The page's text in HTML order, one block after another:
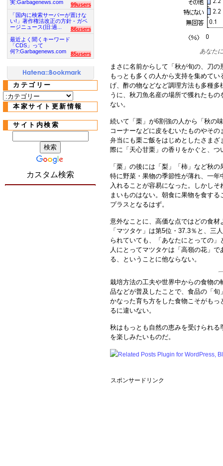
あなた
まさに名前からして「秋が旬の、刀
もっとも多くの人から支持を集めて
げ、酢の物などなど調理方法も多種
うに、秋刀魚名産の場所で獲れたも
ない。
続いて「栗」が6割強の人から「秋の
コーナーなどに皮をむいたものやそ
弁当にも栗ご飯をはじめとしたさま
際に「天心甘栗」の香りをかぐと、
「栗」の後には「梨」「柿」など秋
特に野菜・果物の季節性が薄れ、一年
入れることが容易になった。しかしそ
まいものはない。朝食に果物を食する
プラスとなるはず。
意外なことに、高価な点ではどの食材
「マツタケ」は第5位・37.3％と、三
られていても、「あなたにとっての
人にとってマツタケは「高嶺の花」
る、ということに他ならない。
栽培方法の工夫や世界中からの食物
品などが普及したことで、食品の「
かなった育ち方をした食物こそがも
るに違いない。
秋はもっとも自然の恵みを受けられ
を楽しみたいものだ。
スポンサードリンク
実:Garbagenews.com
99users
「国内に検索サーバーが置けな
い!」著作権法改正の方針 - ガベ
ージニュース(旧:過...
86users
最近よく聞くキーワード
「CDS」って
何?:Garbagenews.com
85users
カテゴリー
本家サイト更新情報
サイト内検索
カスタム検索